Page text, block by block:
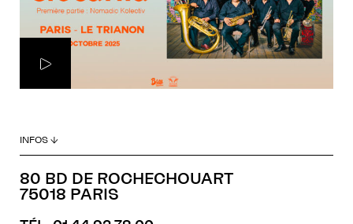
INFOS ↓
80 BD DE ROCHECHOUART
75018 PARIS